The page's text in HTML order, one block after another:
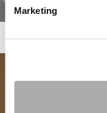
Marketing